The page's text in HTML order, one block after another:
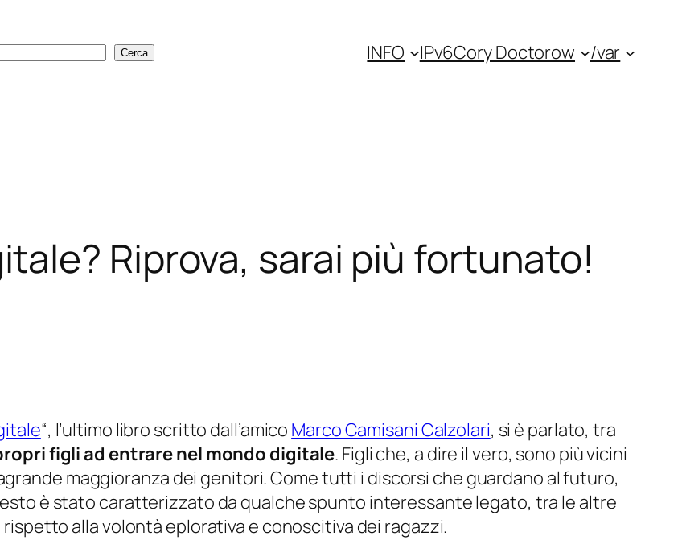
Cerca INFO IPv6Cory Doctorow /var
Riprova, sarai più fortunato!
“, l’ultimo libro scritto dall’amico Marco Camisani Calzolari, si è parlato, tra
figli ad entrare nel mondo digitale. Figli che, a dire il vero, sono più vicini
maggioranza dei genitori. Come tutti i discorsi che guardano al futuro,
è stato caratterizzato da qualche spunto interessante legato, tra le altre
alla volontà eplorativa e conoscitiva dei ragazzi.